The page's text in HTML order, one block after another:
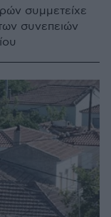
συμμετείχε
συνεπειών